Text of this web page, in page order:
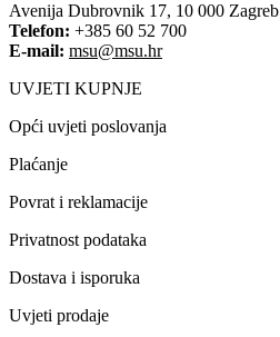
Avenija Dubrovnik 17, 10 000 Zagreb
Telefon: +385 60 52 700
E-mail: msu@msu.hr
UVJETI KUPNJE
Opći uvjeti poslovanja
Plaćanje
Povrat i reklamacije
Privatnost podataka
Dostava i isporuka
Uvjeti prodaje